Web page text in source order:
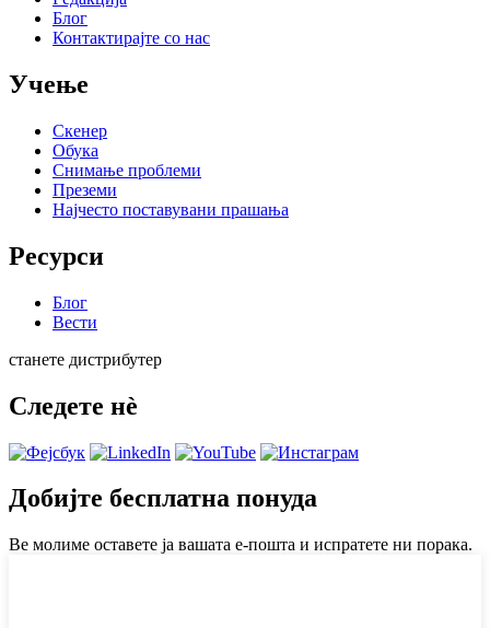
Блог
Контактирајте со нас
Учење
Скенер
Обука
Снимање проблеми
Преземи
Најчесто поставувани прашања
Ресурси
Блог
Вести
станете дистрибутер
Следете нè
Добијте бесплатна понуда
Ве молиме оставете ја вашата е-пошта и испратете ни порака.